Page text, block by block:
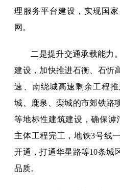
理服务平台建设，实现国
网。
二是提升交通承载能力
建设，加快推进石衡、石忻
速、南绕城高速剩余工程
城、鹿泉、栾城的市郊铁路
等地标性建筑建设，确保滹
主体工程完工，地铁3号线
开通，打通华星路等10条城
品质。